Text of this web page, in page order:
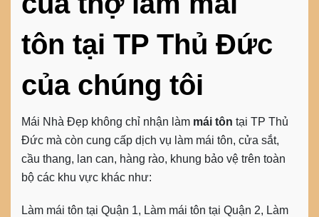
tôn tại TP Thủ Đức
của chúng tôi
Mái Nhà Đẹp không chỉ nhận làm mái tôn tại TP Thủ
Đức mà còn cung cấp dịch vụ làm mái tôn, cửa sắt,
cầu thang, lan can, hàng rào, khung bảo vệ trên toàn
bộ các khu vực khác như:
Làm mái tôn tại Quận 1, Làm mái tôn tại Quận 2, Làm